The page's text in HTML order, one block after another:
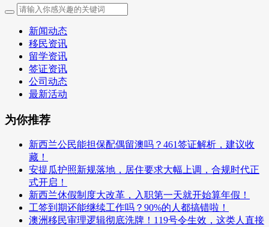
新闻动态
移民资讯
留学资讯
签证资讯
公司动态
最新活动
为你推荐
新西兰公民能担保配偶留澳吗？461签证解析，建议收
藏！
安提瓜护照新规落地，居住要求大幅上调，合规时代正
式开启！
新西兰休假制度大改革，入职第一天就开始算年假！
工签到期还能继续工作吗？90%的人都搞错啦！
澳洲移民审理逻辑彻底洗牌！119号令生效，这类人直接